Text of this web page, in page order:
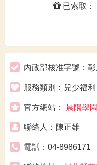
已索取：
內政部核准字號：
服務類別：兒少福利
官方網站： 晨陽學
聯絡人：陳正雄
電話：04-8986171